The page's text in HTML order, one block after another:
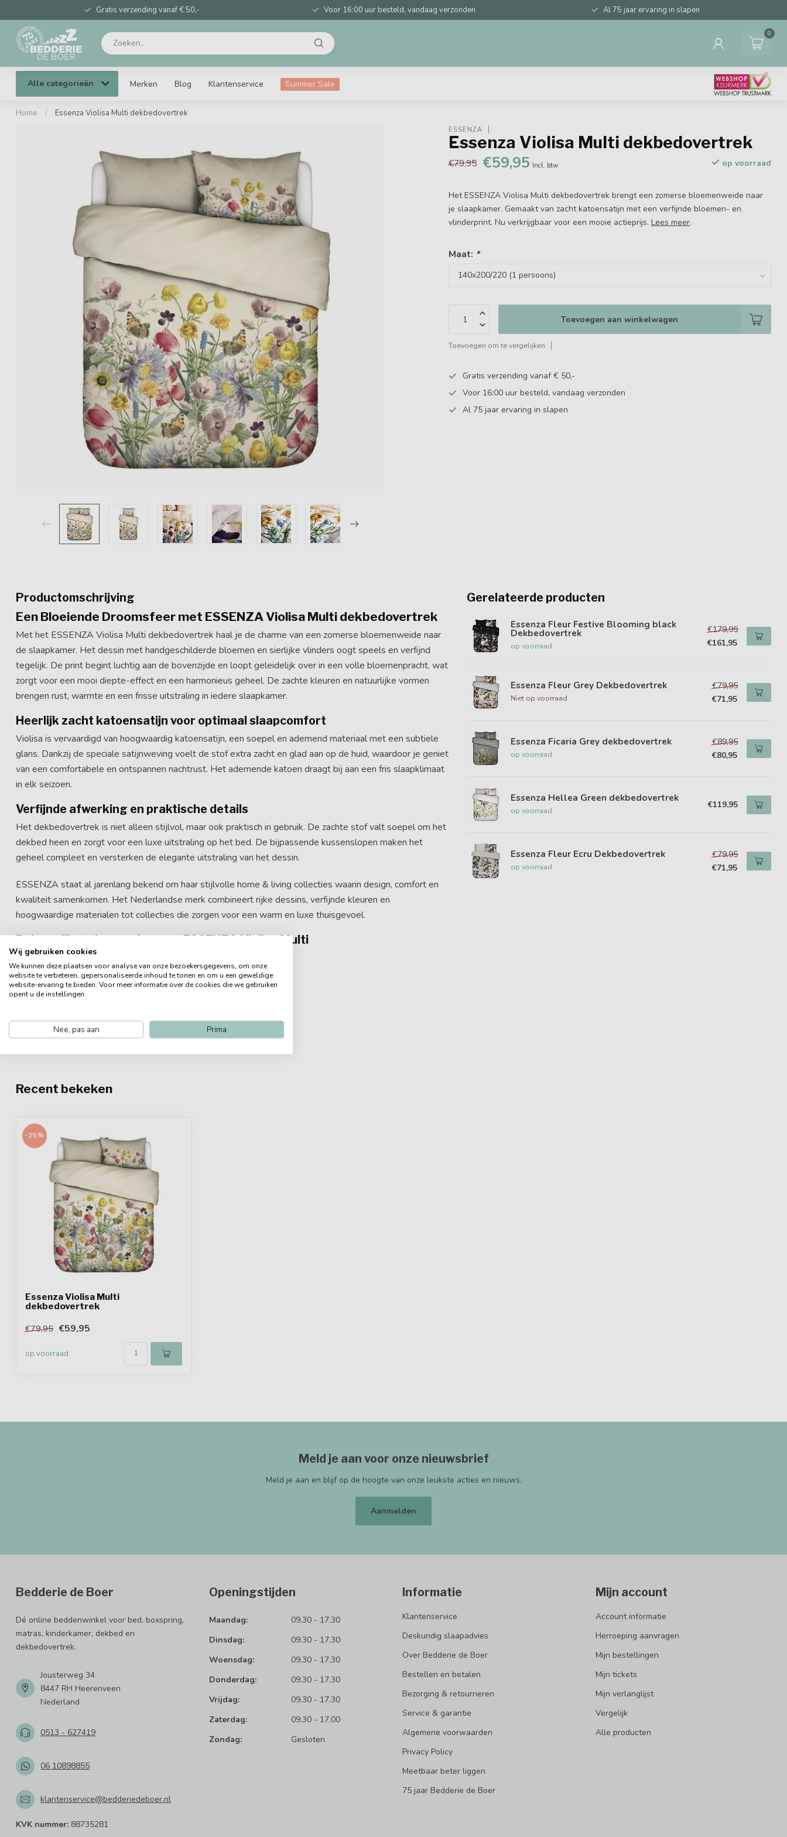
Gratis verzending vanaf € 50,- Voor 16:00 uur besteld, vandaag verzonden Al 75 jaar ervaring in slapen
0
Alle categorieën Merken Blog Klantenservice Summer Sale
Home / Essenza Violisa Multi dekbedovertrek
ESSENZA
Essenza Violisa Multi dekbedovertrek
€79,95 €59,95 Incl. btw op voorraad
Het ESSENZA Violisa Multi dekbedovertrek brengt een zomerse bloemenweide naar
je slaapkamer. Gemaakt van zacht katoensatijn met een verfijnde bloemen- en
vlinderprint. Nu verkrijgbaar voor een mooie actieprijs.Lees meer.
Maat: *
Toevoegen aan winkelwagen
Toevoegen om te vergelijken
Gratis verzending vanaf € 50,-
Voor 16:00 uur besteld, vandaag verzonden
Al 75 jaar ervaring in slapen
Productomschrijving
Een Bloeiende Droomsfeer met ESSENZA Violisa Multi dekbedovertrek
Met het ESSENZA Violisa Multi dekbedovertrek haal je de charme van een zomerse bloemenweide naar
de slaapkamer. Het dessin met handgeschilderde bloemen en sierlijke vlinders oogt speels en verfijnd
tegelijk. De print begint luchtig aan de bovenzijde en loopt geleidelijk over in een volle bloemenpracht, wat
zorgt voor een mooi diepte-effect en een harmonieus geheel. De zachte kleuren en natuurlijke vormen
brengen rust, warmte en een frisse uitstraling in iedere slaapkamer.
Heerlijk zacht katoensatijn voor optimaal slaapcomfort
Violisa is vervaardigd van hoogwaardig katoensatijn, een soepel en ademend materiaal met een subtiele
glans. Dankzij de speciale satijnweving voelt de stof extra zacht en glad aan op de huid, waardoor je geniet
van een comfortabele en ontspannen nachtrust. Het ademende katoen draagt bij aan een fris slaapklimaat
in elk seizoen.
Verfijnde afwerking en praktische details
Het dekbedovertrek is niet alleen stijlvol, maar ook praktisch in gebruik. De zachte stof valt soepel om het
dekbed heen en zorgt voor een luxe uitstraling op het bed. De bijpassende kussenslopen maken het
geheel compleet en versterken de elegante uitstraling van het dessin.
ESSENZA staat al jarenlang bekend om haar stijlvolle home & living collecties waarin design, comfort en
kwaliteit samenkomen. Het Nederlandse merk combineert rijke dessins, verfijnde kleuren en
hoogwaardige materialen tot collecties die zorgen voor een warm en luxe thuisgevoel.
Belangrijkste kenmerken van ESSENZA Violisa Multi
Gemaakt van soepel en zacht katoensatijn
Handgeschilderd dessin met bloemen en vlinders
Luxe uitstraling door subtiele satijnglans
Creëert een rustige en sfeervolle slaapkamer
Gerelateerde producten
Essenza Fleur Festive Blooming black
Dekbedovertrek
op voorraad
€179,95
€161,95
Essenza Fleur Grey Dekbedovertrek
Niet op voorraad
€79,95
€71,95
Essenza Ficaria Grey dekbedovertrek
op voorraad
€89,95
€80,95
Essenza Hellea Green dekbedovertrek
op voorraad €119,95
Essenza Fleur Ecru Dekbedovertrek
op voorraad
€79,95
€71,95
Recent bekeken
-25%
Essenza Violisa Multi
dekbedovertrek
€79,95 €59,95
op voorraad
Meld je aan voor onze nieuwsbrief
Meld je aan en blijf op de hoogte van onze leukste acties en nieuws.
Aanmelden
Bedderie de Boer
Dé online beddenwinkel voor bed, boxspring,
matras, kinderkamer, dekbed en
dekbedovertrek.
Jousterweg 34
8447 RH Heerenveen
Nederland
0513 - 627419
06 10898855
klantenservice@bedderiedeboer.nl
KVK nummer: 88735281
Openingstijden
Maandag:
09.30 - 17.30
Dinsdag:
09.30 - 17.30
Woensdag:
09.30 - 17.30
Donderdag:
09.30 - 17.30
Vrijdag:
09.30 - 17.30
Zaterdag:
09.30 - 17.00
Zondag:
Gesloten
Informatie
Klantenservice
Deskundig slaapadvies
Over Bedderie de Boer
Bestellen en betalen
Bezorging & retourneren
Service & garantie
Algemene voorwaarden
Privacy Policy
Meetbaar beter liggen
75 jaar Bedderie de Boer
Mijn account
Account informatie
Herroeping aanvragen
Mijn bestellingen
Mijn tickets
Mijn verlanglijst
Vergelijk
Alle producten
Wij gebruiken cookies
We kunnen deze plaatsen voor analyse van onze bezoekersgegevens, om onze
website te verbeteren, gepersonaliseerde inhoud te tonen en om u een geweldige
website-ervaring te bieden. Voor meer informatie over de cookies die we gebruiken
opent u de instellingen.
Nee, pas aan Prima